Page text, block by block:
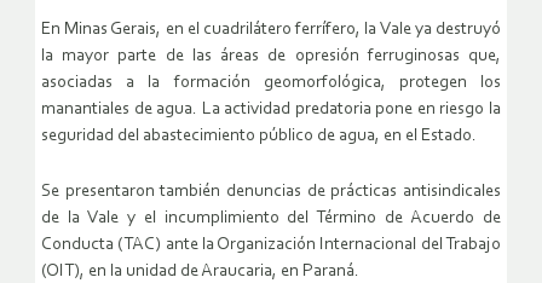
En Minas Gerais, en el cuadrilátero ferrífero, la Vale ya destruyó
la mayor parte de las áreas de opresión ferruginosas que,
asociadas a la formación geomorfológica, protegen los
manantiales de agua. La actividad predatoria pone en riesgo la
seguridad del abastecimiento público de agua, en el Estado.
Se presentaron también denuncias de prácticas antisindicales
de la Vale y el incumplimiento del Término de Acuerdo de
Conducta (TAC) ante la Organización Internacional del Trabajo
(OIT), en la unidad de Araucaria, en Paraná.